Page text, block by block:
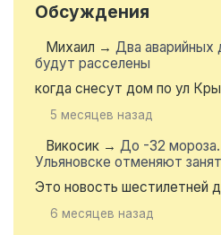
Обсуждения
Михаил → Два аварийных
будут расселены
когда снесут дом по ул
5 месяцев назад
Викосик → До -32
Ульяновске отменяют
Это новость шестилетней
6 месяцев назад